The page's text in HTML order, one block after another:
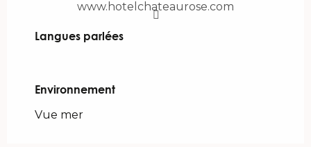
www.hotelchateaurose.com
Langues parlées
Langues parlées
Environnement
Environnement
Vue mer